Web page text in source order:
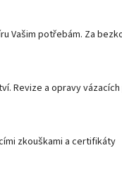
Vašim potřebám. Za
Revize a opravy
zkouškami a certifikáty